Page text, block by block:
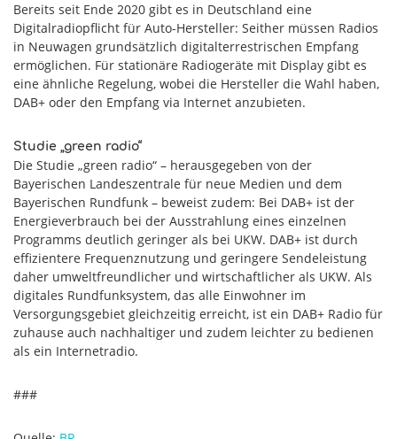
Bereits seit Ende 2020 gibt es in Deutschland eine
Digitalradiopflicht für Auto-Hersteller: Seither müssen Radios
in Neuwagen grundsätzlich digitalterrestrischen Empfang
ermöglichen. Für stationäre Radiogeräte mit Display gibt es
eine ähnliche Regelung, wobei die Hersteller die Wahl haben,
DAB+ oder den Empfang via Internet anzubieten.
Studie „green radio“
Die Studie „green radio“ – herausgegeben von der
Bayerischen Landeszentrale für neue Medien und dem
Bayerischen Rundfunk – beweist zudem: Bei DAB+ ist der
Energieverbrauch bei der Ausstrahlung eines einzelnen
Programms deutlich geringer als bei UKW. DAB+ ist durch
effizientere Frequenznutzung und geringere Sendeleistung
daher umweltfreundlicher und wirtschaftlicher als UKW. Als
digitales Rundfunksystem, das alle Einwohner im
Versorgungsgebiet gleichzeitig erreicht, ist ein DAB+ Radio für
zuhause auch nachhaltiger und zudem leichter zu bedienen
als ein Internetradio.
###